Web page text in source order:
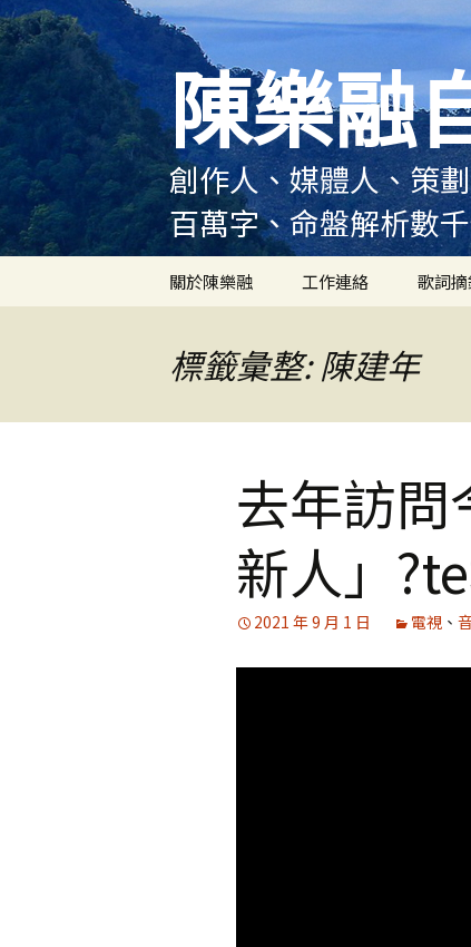
跳
至
主
容
陳樂融
創作人、媒體人、策
百萬字、命盤解析數
關於陳樂融
陳樂融大事記
陳樂融舞台劇及音樂劇
作品演出紀錄
媒體專訪精選
工作連絡 歌詞
標籤彙整: 陳建年
去年訪問
新人」
2021 年 9 月 1 日 電視 、